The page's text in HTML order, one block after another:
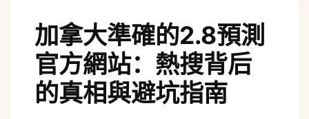
加拿大準確的2.8預測
官方網站：熱搜背后
的真相與避坑指南